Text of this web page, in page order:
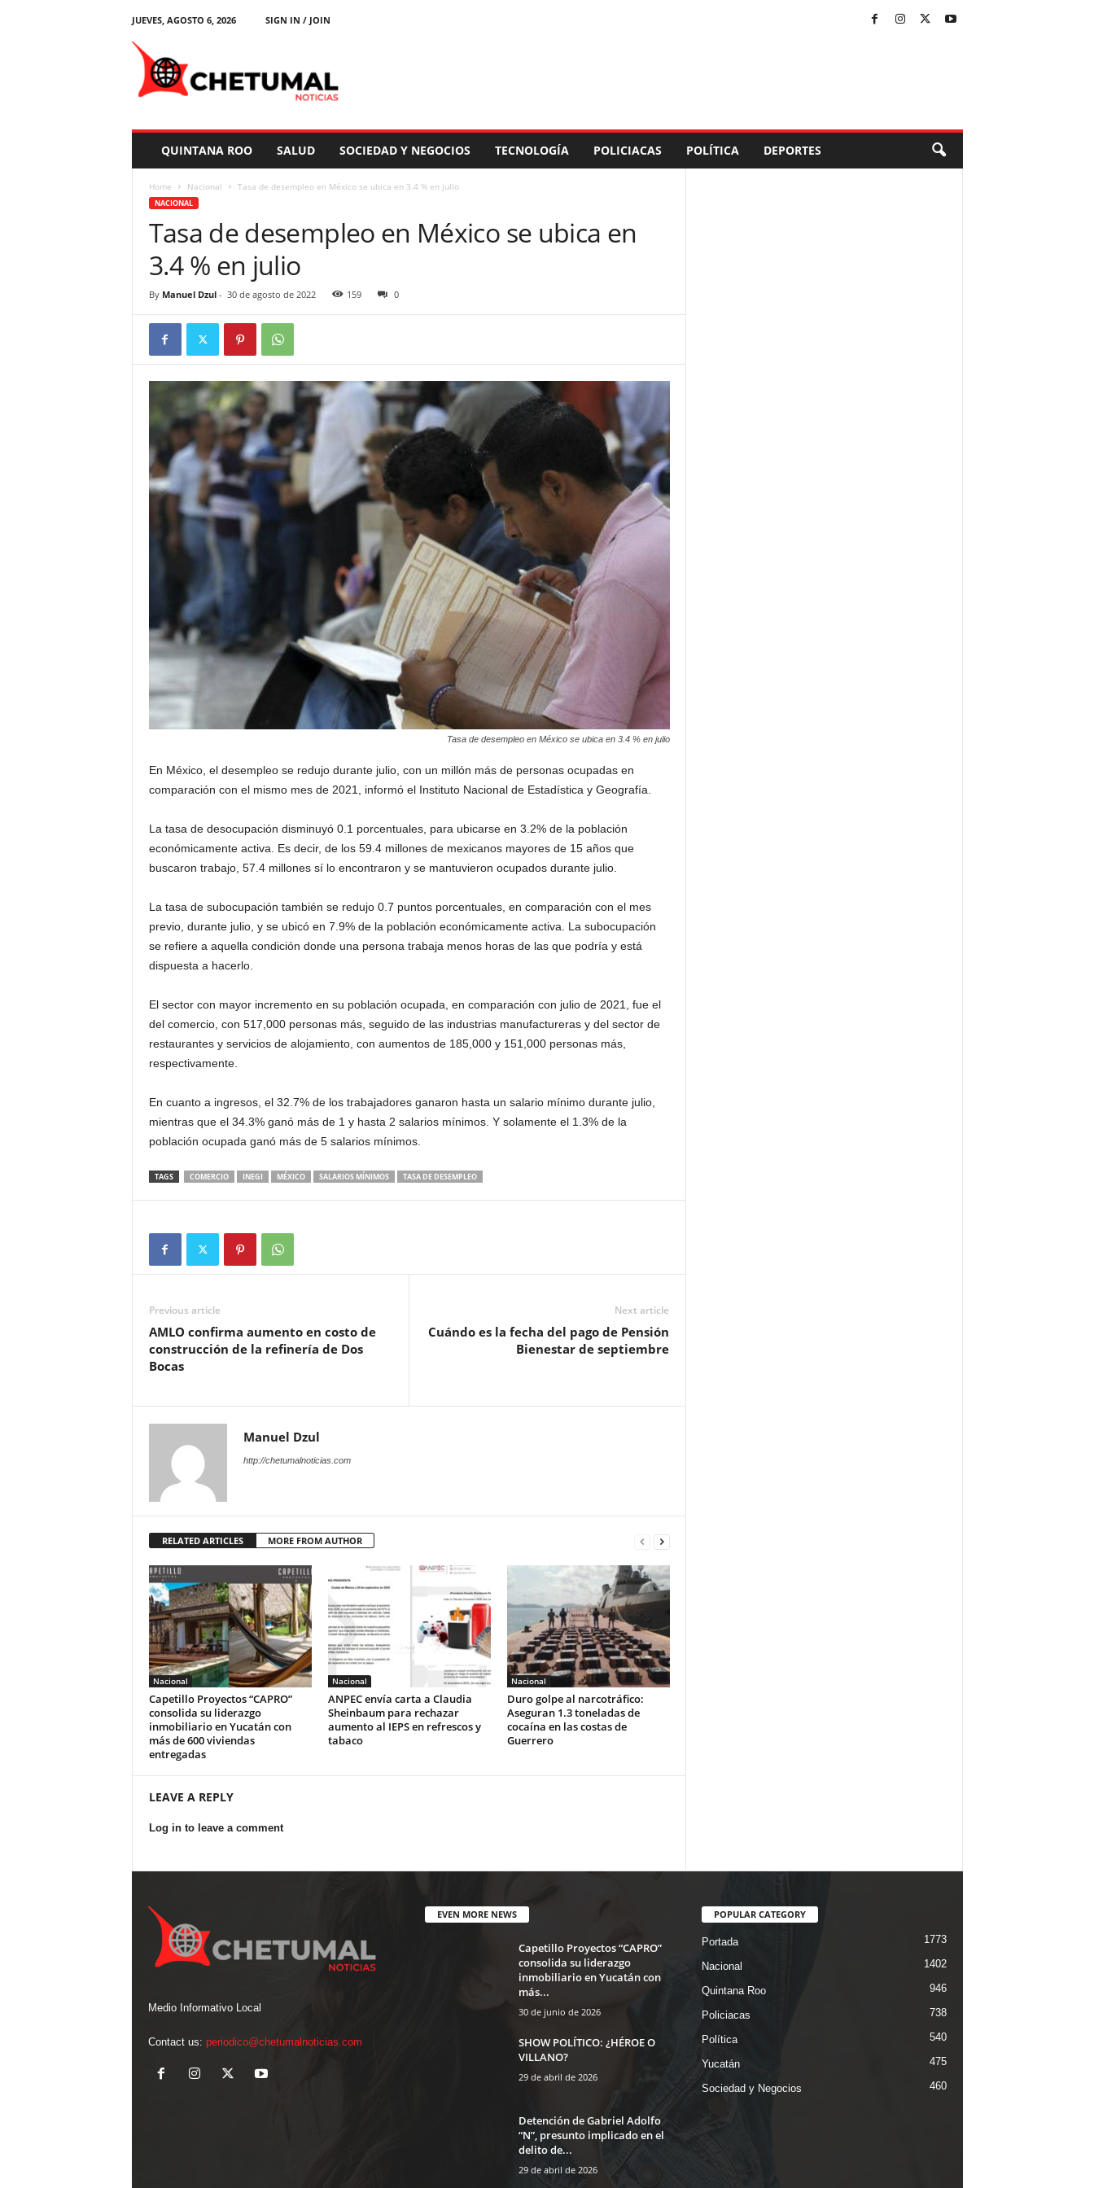
JUEVES, AGOSTO 6, 2026
SIGN IN / JOIN
QUINTANA ROO SALUD SOCIEDAD Y NEGOCIOS TECNOLOGÍA POLICIACAS POLÍTICA DEPORTES
Home Nacional Tasa de desempleo en México se ubica en 3.4 % en julio
NACIONAL
Tasa de desempleo en México se ubica en
3.4 % en julio
By Manuel Dzul- 30 de agosto de 2022 159 0
Tasa de desempleo en México se ubica en 3.4 % en julio
En México, el desempleo se redujo durante julio, con un millón más de personas ocupadas en
comparación con el mismo mes de 2021, informó el Instituto Nacional de Estadística y Geografía.
La tasa de desocupación disminuyó 0.1 porcentuales, para ubicarse en 3.2% de la población
económicamente activa. Es decir, de los 59.4 millones de mexicanos mayores de 15 años que
buscaron trabajo, 57.4 millones sí lo encontraron y se mantuvieron ocupados durante julio.
La tasa de subocupación también se redujo 0.7 puntos porcentuales, en comparación con el mes
previo, durante julio, y se ubicó en 7.9% de la población económicamente activa. La subocupación
se refiere a aquella condición donde una persona trabaja menos horas de las que podría y está
dispuesta a hacerlo.
El sector con mayor incremento en su población ocupada, en comparación con julio de 2021, fue el
del comercio, con 517,000 personas más, seguido de las industrias manufactureras y del sector de
restaurantes y servicios de alojamiento, con aumentos de 185,000 y 151,000 personas más,
respectivamente.
En cuanto a ingresos, el 32.7% de los trabajadores ganaron hasta un salario mínimo durante julio,
mientras que el 34.3% ganó más de 1 y hasta 2 salarios mínimos. Y solamente el 1.3% de la
población ocupada ganó más de 5 salarios mínimos.
TAGS COMERCIO INEGI MÉXICO SALARIOS MÍNIMOS TASA DE DESEMPLEO
Previous article
AMLO confirma aumento en costo de
construcción de la refinería de Dos
Bocas
Next article
Cuándo es la fecha del pago de Pensión
Bienestar de septiembre
Manuel Dzul
http://chetumalnoticias.com
RELATED ARTICLES MORE FROM AUTHOR
Nacional
Capetillo Proyectos “CAPRO”
consolida su liderazgo
inmobiliario en Yucatán con
más de 600 viviendas
entregadas
Nacional
ANPEC envía carta a Claudia
Sheinbaum para rechazar
aumento al IEPS en refrescos y
tabaco
Nacional
Duro golpe al narcotráfico:
Aseguran 1.3 toneladas de
cocaína en las costas de
Guerrero
LEAVE A REPLY
Log in to leave a comment
Medio Informativo Local
Contact us: periodico@chetumalnoticias.com
EVEN MORE NEWS
Capetillo Proyectos “CAPRO”
consolida su liderazgo
inmobiliario en Yucatán con
más...
30 de junio de 2026
SHOW POLÍTICO: ¿HÉROE O
VILLANO?
29 de abril de 2026
Detención de Gabriel Adolfo
“N”, presunto implicado en el
delito de...
29 de abril de 2026
POPULAR CATEGORY
Portada 1773
Nacional 1402
Quintana Roo 946
Policiacas 738
Política 540
Yucatán 475
Sociedad y Negocios 460